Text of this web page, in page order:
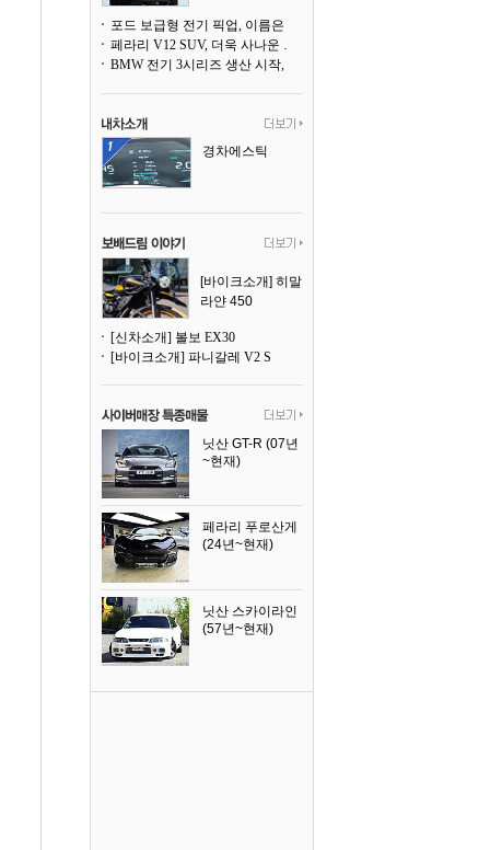
어낸다
페라리 V12 SUV, 더욱 사나운 얼굴로 돌아온다
경차에스틱
[바이크소개] 히말
라얀 450
[신차소개] 볼보 EX30
[바이크소개] 파니갈레 V2 S
닛산 GT-R (07년
~현재)
페라리 푸로산게
(24년~현재)
닛산 스카이라인
(57년~현재)